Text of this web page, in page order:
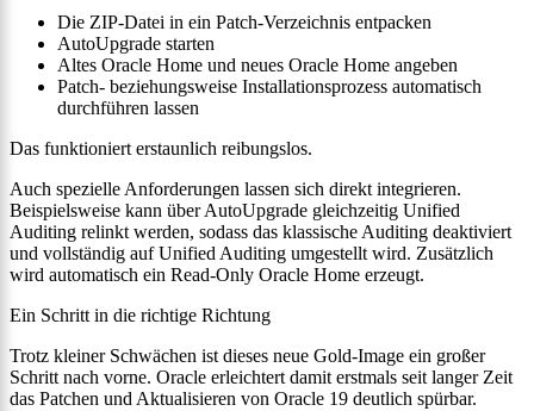
Die ZIP-Datei in ein Patch-Verzeichnis entpacken
AutoUpgrade starten
Altes Oracle Home und neues Oracle Home angeben
Patch- beziehungsweise Installationsprozess automatisch
durchführen lassen
Das funktioniert erstaunlich reibungslos.
Auch spezielle Anforderungen lassen sich direkt integrieren.
Beispielsweise kann über AutoUpgrade gleichzeitig Unified
Auditing relinkt werden, sodass das klassische Auditing deaktiviert
und vollständig auf Unified Auditing umgestellt wird. Zusätzlich
wird automatisch ein Read-Only Oracle Home erzeugt.
Ein Schritt in die richtige Richtung
Trotz kleiner Schwächen ist dieses neue Gold-Image ein großer
Schritt nach vorne. Oracle erleichtert damit erstmals seit langer Zeit
das Patchen und Aktualisieren von Oracle 19 deutlich spürbar.